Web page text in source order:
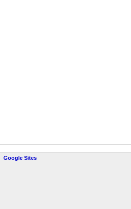
Google Sites